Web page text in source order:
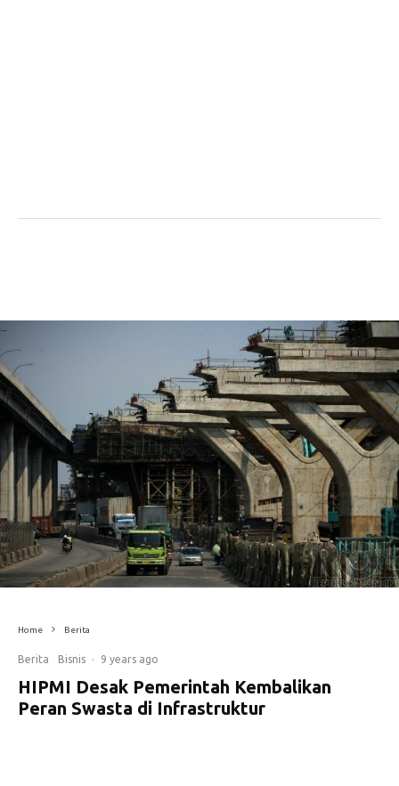
Home Berita
Berita Bisnis · 9 years ago
HIPMI Desak Pemerintah Kembalikan
Peran Swasta di Infrastruktur